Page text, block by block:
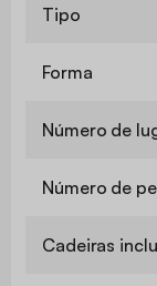
Tipo
Forma
Número de
Número de
Cadeiras